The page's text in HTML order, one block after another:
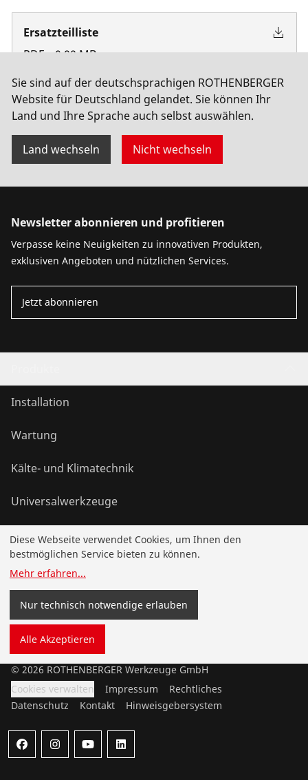
Ersatzteilliste
PDF
0.88 MB
Betriebsanleitung
MB
Sie sind auf der deutschsprachigen ROTHENBERGER
Website für Deutschland gelandet. Sie können Ihr
Land und Ihre Sprache auch selbst auswählen.
Land wechseln Nicht wechseln
Newsletter abonnieren und profitieren
Verpasse keine Neuigkeiten zu innovativen Produkten,
exklusiven Angeboten und nützlichen Services.
Jetzt abonnieren
Installation
Wartung
Kälte- und Klimatechnik
Universalwerkzeuge
Service und Mehrwert
Bonusprogramm
© 2026 ROTHENBERGER Werkzeuge GmbH
Cookies verwalten
Impressum
Rechtliches
Datenschutz
Kontakt Hinweisgebersystem
Diese Webseite verwendet Cookies, um Ihnen den
bestmöglichen Service bieten zu können.
Mehr erfahren...
Nur technisch notwendige erlauben
Alle Akzeptieren